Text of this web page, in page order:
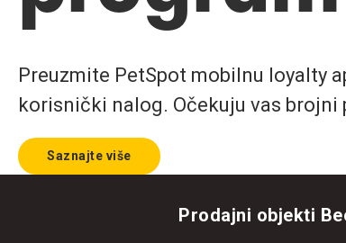
Preuzmite PetSpot mobilnu loyalty
korisnički nalog. Očekuju vas
Saznajte više
Prodajni objekti